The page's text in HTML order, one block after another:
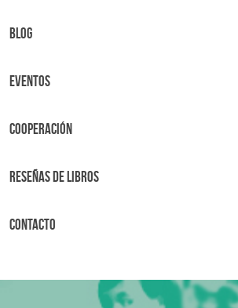
BLOG
Eventos
Cooperación
Reseñas de libros
Contacto